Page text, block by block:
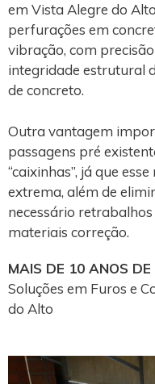
em Vista Alegre do
perfurações em
vibração, com
integridade estrutural
de concreto.
Outra vantagem
passagens pré
“caixinhas”, já que
extrema, além de
necessário
materiais correção.
MAIS DE 10 ANOS DE
Soluções em Furos e
do Alto